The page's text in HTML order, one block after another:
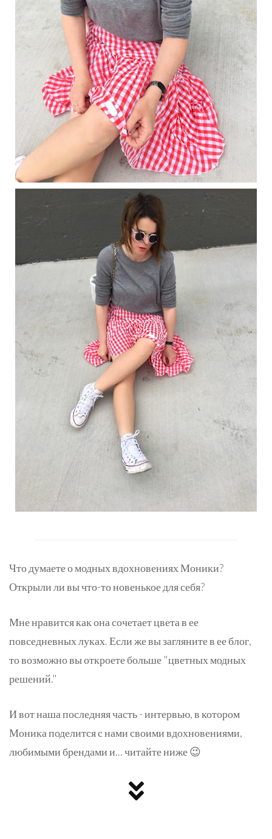
Что думаете о модных вдохновениях Моники?
Открыли ли вы что-то новенькое для себя?
Мне нравится как она сочетает цвета в ее
повседневных луках. Если же вы загляните в ее блог,
то возможно вы откроете больше "цветных модных
решений."
И вот наша последняя часть - интервью, в котором
Моника поделится с нами своими вдохновениями,
любимыми брендами и... читайте ниже 😉